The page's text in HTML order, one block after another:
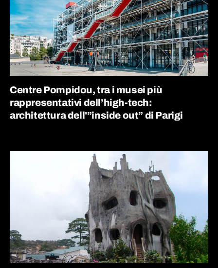
Centre Pompidou, tra i musei più
rappresentativi dell’high-tech:
architettura dell'”inside out” di Parigi